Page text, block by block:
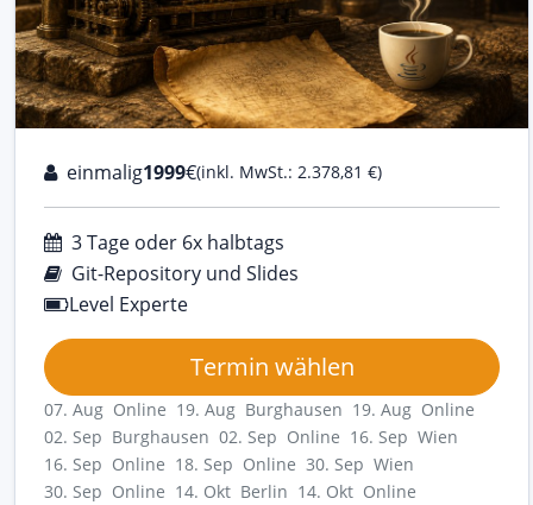
einmalig1999€(inkl. MwSt.: 2.378,81 €)
3 Tage oder 6x halbtags
Git-Repository und Slides
Level Experte
Termin wählen
07. Aug Online 19. Aug Burghausen 19. Aug Online
02. Sep Burghausen 02. Sep Online 16. Sep Wien
16. Sep Online 18. Sep Online 30. Sep Wien
30. Sep Online 14. Okt Berlin 14. Okt Online